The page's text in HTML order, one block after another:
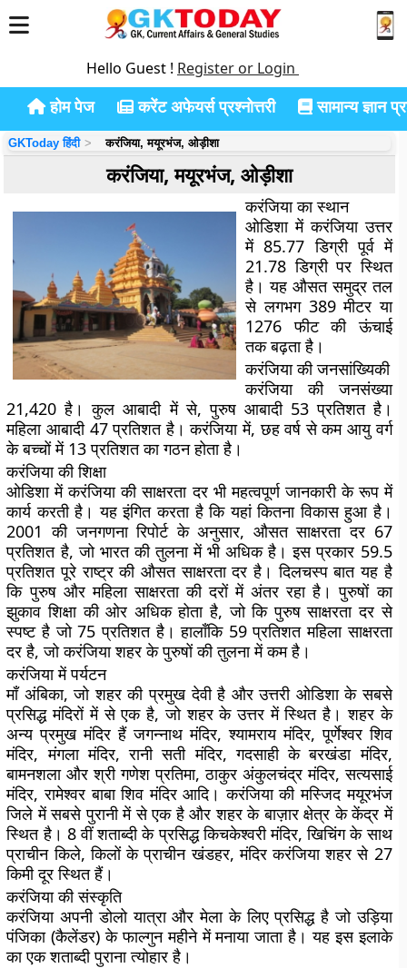
Hello Guest ! Register or Login
होम पेज करेंट अफेयर्स प्रश्नोत्तरी सामान्य ज्ञान
GKToday हिंदी करंजिया, मयूरभंज, ओड़ीशा
करंजिया, मयूरभंज, ओड़ीशा
करंजिया का स्थान
ओडिशा में करंजिया उत्तर
में 85.77 डिग्री पूर्व में
21.78 डिग्री पर स्थित
है। यह औसत समुद्र तल
से लगभग 389 मीटर या
1276 फीट की ऊंचाई
तक बढ़ता है।
करंजिया की जनसांख्यिकी
करंजिया की जनसंख्या
21,420 है। कुल आबादी में से, पुरुष आबादी 53 प्रतिशत है।
महिला आबादी 47 प्रतिशत है। करंजिया में, छह वर्ष से कम आयु वर्ग
के बच्चों में 13 प्रतिशत का गठन होता है।
करंजिया की शिक्षा
ओडिशा में करंजिया की साक्षरता दर भी महत्वपूर्ण जानकारी के रूप में
कार्य करती है। यह इंगित करता है कि यहां कितना विकास हुआ है।
2001 की जनगणना रिपोर्ट के अनुसार, औसत साक्षरता दर 67
प्रतिशत है, जो भारत की तुलना में भी अधिक है। इस प्रकार 59.5
प्रतिशत पूरे राष्ट्र की औसत साक्षरता दर है। दिलचस्प बात यह है
कि पुरुष और महिला साक्षरता की दरों में अंतर रहा है। पुरुषों का
झुकाव शिक्षा की ओर अधिक होता है, जो कि पुरुष साक्षरता दर से
स्पष्ट है जो 75 प्रतिशत है। हालाँकि 59 प्रतिशत महिला साक्षरता
दर है, जो करंजिया शहर के पुरुषों की तुलना में कम है।
करंजिया में पर्यटन
माँ अंबिका, जो शहर की प्रमुख देवी है और उत्तरी ओडिशा के सबसे
प्रसिद्ध मंदिरों में से एक है, जो शहर के उत्तर में स्थित है। शहर के
अन्य प्रमुख मंदिर हैं जगन्नाथ मंदिर, श्यामराय मंदिर, पूर्णेश्वर शिव
मंदिर, मंगला मंदिर, रानी सती मंदिर, गदसाही के बरखंडा मंदिर,
बामनशला और श्री गणेश प्रतिमा, ठाकुर अंकुलचंद्र मंदिर, सत्यसाई
मंदिर, रामेश्वर बाबा शिव मंदिर आदि। करंजिया की मस्जिद मयूरभंज
जिले में सबसे पुरानी में से एक है और शहर के बाज़ार क्षेत्र के केंद्र में
स्थित है। 8 वीं शताब्दी के प्रसिद्ध किचकेश्वरी मंदिर, खिचिंग के साथ
प्राचीन किले, किलों के प्राचीन खंडहर, मंदिर करंजिया शहर से 27
किमी दूर स्थित हैं।
करंजिया की संस्कृति
करंजिया अपनी डोलो यात्रा और मेला के लिए प्रसिद्ध है जो उड़िया
पंजिका (कैलेंडर) के फाल्गुन महीने में मनाया जाता है। यह इस इलाके
का एक शताब्दी पुराना त्योहार है।